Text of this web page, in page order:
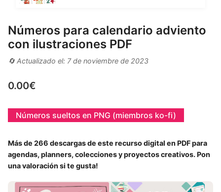
Números para calendario adviento
con ilustraciones PDF
🔄 Actualizado el: 7 de noviembre de 2023
0.00€
Números sueltos en PNG (miembros ko-fi)
Más de 266 descargas de este recurso digital en PDF para
agendas, planners, colecciones y proyectos creativos. Pon
una valoración si te gusta!